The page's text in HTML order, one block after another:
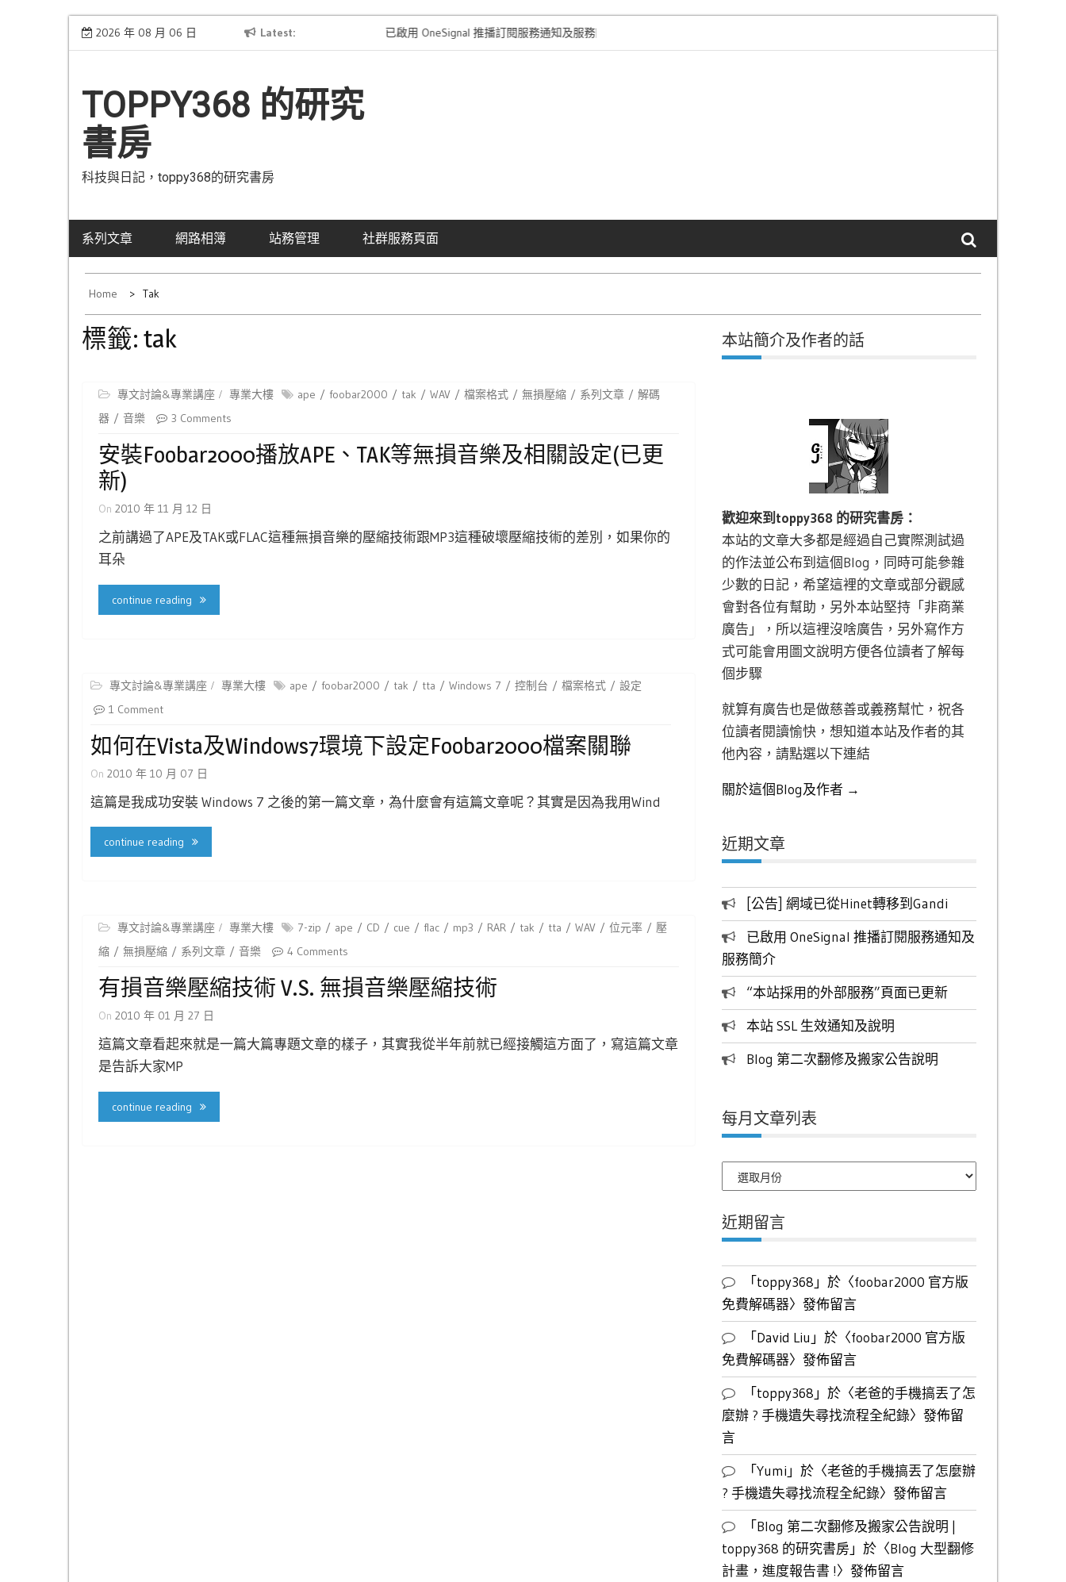
Skip
2026 年 08 月 06 日 Latest
[公告] 網域已從Hinet轉移到Gandi 已啟用 OneSignal 推播訂閱服務通知及服務簡介
TOPPY368 的研究
書房
科技與日記，toppy368的研究書房
系列文章 網路相簿 站務管理 社群服務頁面
Home Tak
標籤: tak
專文討論&專業講座 專業大樓 ape foobar2000 tak WAV 檔案格式 無損壓縮 系列文章
解碼
器
音樂 3 Comments
安裝Foobar2000播放APE、TAK等無損音樂及相關設定(已更
新)
On 2010 年 11 月 12 日
之前講過了APE及TAK或FLAC這種無損音樂的壓縮技術跟MP3這種破壞壓縮技術的差別，如果你的
耳朵
continue reading
專文討論&專業講座 專業大樓 ape foobar2000 tak tta Windows 7 控制台 檔案格式
設定
1 Comment
如何在Vista及Windows7環境下設定foobar2000檔案關聯
On 2010 年 10 月 07 日
這篇是我成功安裝 Windows 7 之後的第一篇文章，為什麼會有這篇文章呢？其實是因為我用Wind
continue reading
專文討論&專業講座 專業大樓 7-zip ape CD cue flac mp3 RAR tak tta WAV 位元率
壓
縮
無損壓縮 系列文章 音樂 4 Comments
有損音樂壓縮技術 V.s. 無損音樂壓縮技術
On 2010 年 01 月 27 日
這篇文章看起來就是一篇大篇專題文章的樣子，其實我從半年前就已經接觸這方面了，寫這篇文章
是告訴大家MP
continue reading
本站簡介及作者的話
歡迎來到toppy368 的研究書房：
本站的文章大多都是經過自己實際測試過
的作法並公布到這個Blog，同時可能參雜
少數的日記，希望這裡的文章或部分觀感
會對各位有幫助，另外本站堅持「非商業
廣告」，所以這裡沒啥廣告，另外寫作方
式可能會用圖文說明方便各位讀者了解每
個步驟
就算有廣告也是做慈善或義務幫忙，祝各
位讀者閱讀愉快，想知道本站及作者的其
他內容，請點選以下連結
關於這個Blog及作者 →
近期文章
[公告] 網域已從Hinet轉移到Gandi
已啟用 OneSignal 推播訂閱服務通知及
服務簡介
“本站採用的外部服務”頁面已更新
本站 SSL 生效通知及說明
Blog 第二次翻修及搬家公告說明
每月文章列表
月
章
列
近期留言
「toppy368 」於〈foobar2000 官方版
免費解碼器〉發佈留言
「David Liu 」於〈foobar2000 官方版
免費解碼器〉發佈留言
「toppy368 」於〈老爸的手機搞丟了怎
麼辦 ? 手機遺失尋找流程全紀錄〉發佈留
言
「Yumi 」於〈老爸的手機搞丟了怎麼辦
? 手機遺失尋找流程全紀錄〉發佈留言
「Blog 第二次翻修及搬家公告說明 |
toppy368 的研究書房」於〈Blog 大型翻修
計畫，進度報告書 !〉發佈留言